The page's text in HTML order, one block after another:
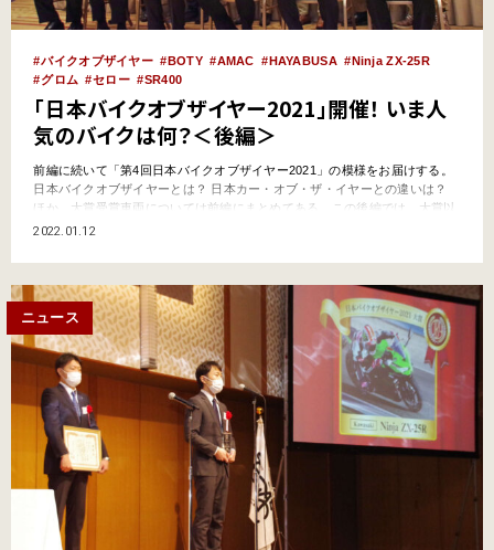
バイクオブザイヤー BOTY AMAC HAYABUSA
Ninja ZX-25R
グロム
セロー SR400
「日本バイクオブザイヤー2021」開催！ いま人
気のバイクは何？＜後編＞
前編に続いて「第4回日本バイクオブザイヤー2021」の模様をお届けする。
日本バイクオブザイヤーとは？ 日本カー・オブ・ザ・イヤーとの違いは？
ほか、大賞受賞車両については前編にまとめてある。この後編では、大賞以
外の各部門受賞車両について紹介しよう。 原付部門の最優秀金賞は「ホンダ
GSX-R125 ABS」（8,9…
2022.01.12
ニュース